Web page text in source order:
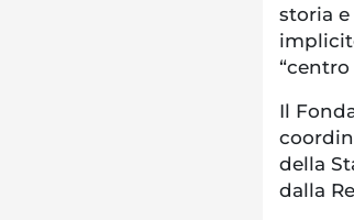
storia
“centro
Il
della
dalla